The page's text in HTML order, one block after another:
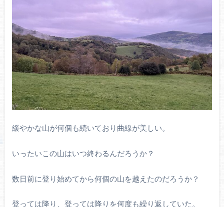
緩やかな山が何個も続いており曲線が美しい。
いったいこの山はいつ終わるんだろうか？
数日前に登り始めてから何個の山を越えたのだろうか？
登っては降り、登っては降りを何度も繰り返していた。